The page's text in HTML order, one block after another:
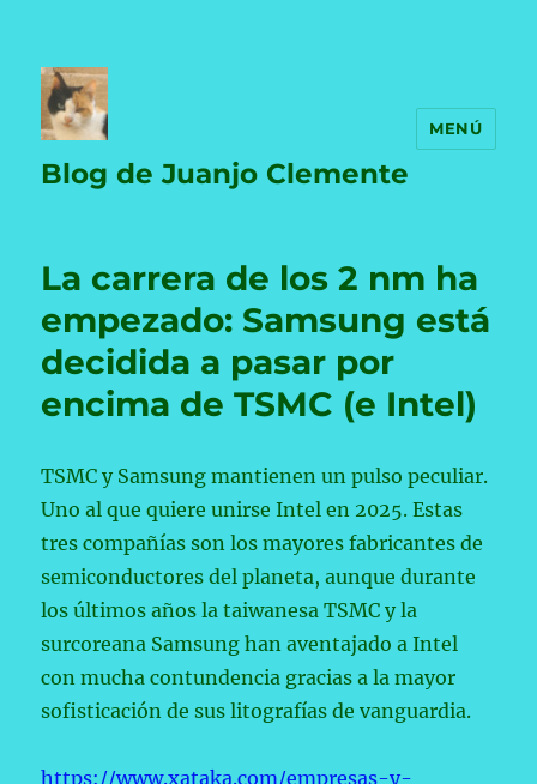
Blog de Juanjo Clemente
MENÚ
La carrera de los 2 nm ha
empezado: Samsung está
decidida a pasar por
encima de TSMC (e Intel)
TSMC y Samsung mantienen un pulso peculiar.
Uno al que quiere unirse Intel en 2025. Estas
tres compañías son los mayores fabricantes de
semiconductores del planeta, aunque durante
los últimos años la taiwanesa TSMC y la
surcoreana Samsung han aventajado a Intel
con mucha contundencia gracias a la mayor
sofisticación de sus litografías de vanguardia.
https://www.xataka.com/empresas-y-